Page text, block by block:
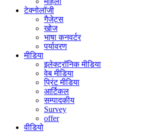
टेक्नोलॉजी
गैजेट्स
खोज
भाषा कनवर्टर
पर्यावरण
मीडिया
इलेक्ट्रॉनिक मीडिया
वेब मीडिया
प्रिंट मीडिया
आर्टिकल
सम्पादकीय
Survey
offer
वीडियो